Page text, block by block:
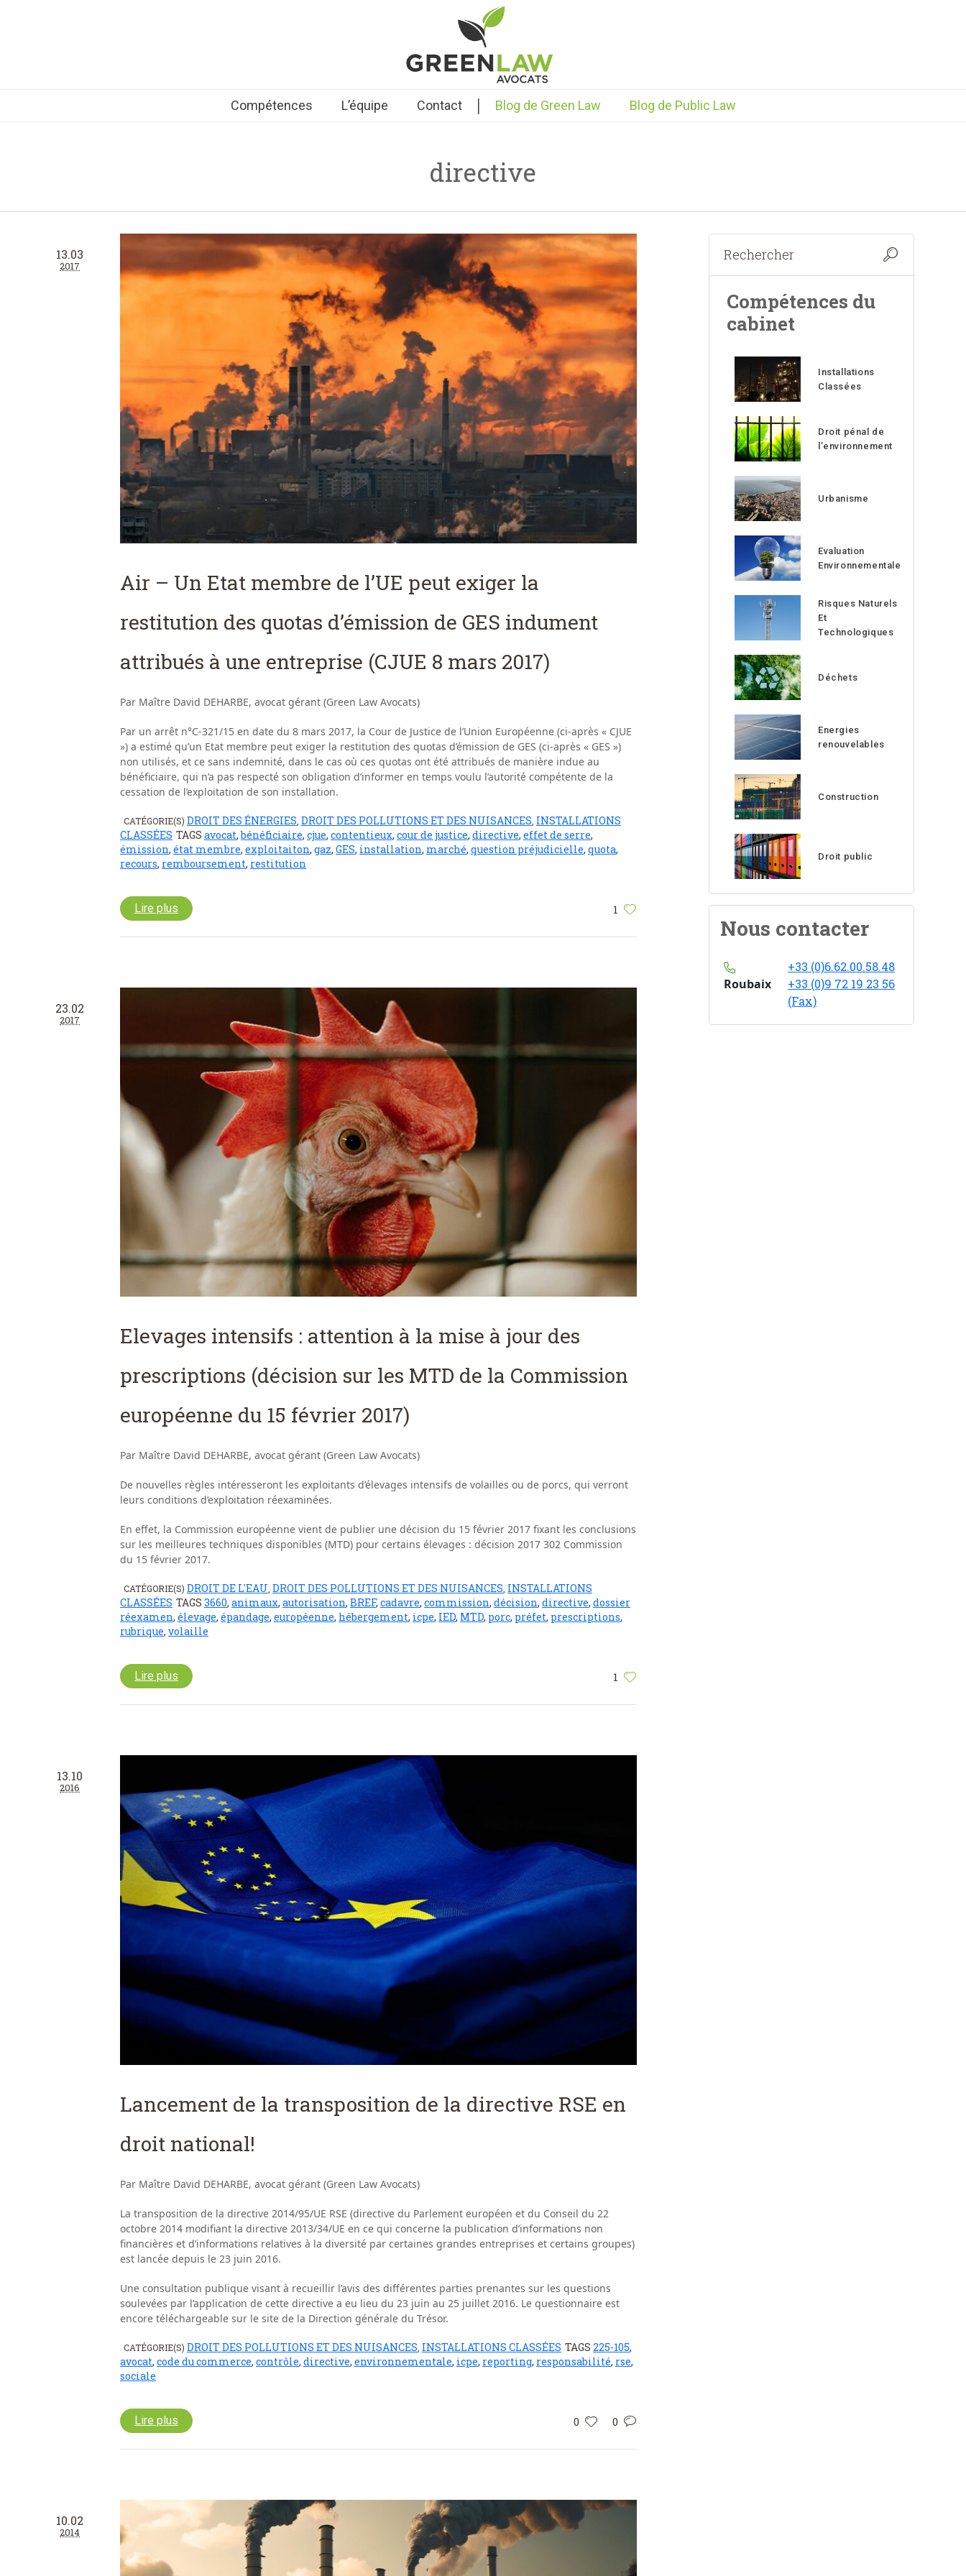
Compétences L’équipe Contact | Blog de Green Law Blog de Public Law
directive
13.03
2017
Air – Un Etat membre de l’UE peut exiger la
restitution des quotas d’émission de GES indument
attribués à une entreprise (CJUE 8 mars 2017)
Par Maître David DEHARBE, avocat gérant (Green Law Avocats)
Par un arrêt n°C‐321/15 en date du 8 mars 2017, la Cour de Justice de l’Union Européenne (ci-après « CJUE
») a estimé qu’un Etat membre peut exiger la restitution des quotas d’émission de GES (ci-après « GES »)
non utilisés, et ce sans indemnité, dans le cas où ces quotas ont été attribués de manière indue au
bénéficiaire, qui n’a pas respecté son obligation d’informer en temps voulu l’autorité compétente de la
cessation de l’exploitation de son installation.
CATÉGORIE(S) DROIT DES ÉNERGIES DROIT DES POLLUTIONS ET DES NUISANCES INSTALLATIONS
CLASSÉES TAGS avocat,bénéficiaire, cjue, contentieux, cour de justice, directive, effet de serre,
émission, état membre, exploitaiton, gaz, GES, installation, marché, question préjudicielle, quota,
recours, remboursement, restitution
1
Lire plus
23.02
2017
Elevages intensifs : attention à la mise à jour des
prescriptions (décision sur les MTD de la Commission
européenne du 15 février 2017)
Par Maître David DEHARBE, avocat gérant (Green Law Avocats)
De nouvelles règles intéresseront les exploitants d’élevages intensifs de volailles ou de porcs, qui verront
leurs conditions d’exploitation réexaminées.
En effet, la Commission européenne vient de publier une décision du 15 février 2017 fixant les conclusions
sur les meilleures techniques disponibles (MTD) pour certains élevages : décision 2017 302 Commission
du 15 février 2017.
CATÉGORIE(S) DROIT DE L'EAU, DROIT DES POLLUTIONS ET DES NUISANCES, INSTALLATIONS
CLASSÉES TAGS 3660, animaux, autorisation, BREF, cadavre, commission, décision, directive, dossier
réexamen, élevage, épandage, européenne, hébergement, icpe, IED, MTD, porc, préfet, prescriptions,
rubrique, volaille
1
Lire plus
13.10
2016
Lancement de la transposition de la directive RSE en
droit national!
Par Maître David DEHARBE, avocat gérant (Green Law Avocats)
La transposition de la directive 2014/95/UE RSE (directive du Parlement européen et du Conseil du 22
octobre 2014 modifiant la directive 2013/34/UE en ce qui concerne la publication d’informations non
financières et d’informations relatives à la diversité par certaines grandes entreprises et certains groupes)
est lancée depuis le 23 juin 2016.
Une consultation publique visant à recueillir l’avis des différentes parties prenantes sur les questions
soulevées par l’application de cette directive a eu lieu du 23 juin au 25 juillet 2016. Le questionnaire est
encore téléchargeable sur le site de la Direction générale du Trésor.
CATÉGORIE(S) DROIT DES POLLUTIONS ET DES NUISANCES INSTALLATIONS CLASSÉES TAGS 225-105,
avocat, code du commerce, contrôle, directive, environnementale, icpe, reporting, responsabilité, rse,
sociale
0 0
Lire plus
10.02
2014
Compétences du
cabinet
Installations
Classées
Droit pénal de
l’environnement
Urbanisme
Evaluation
Environnementale
Risques Naturels
Et
Technologiques
Déchets
Energies
renouvelables
Construction
Droit public
Nous contacter
Roubaix
+33 (0)6.62.00.58.48
+33 (0)9 72 19 23 56
(Fax)